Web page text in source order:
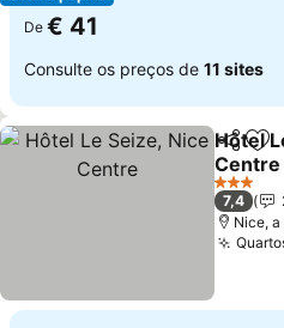
De € 41
Consulte os preços de 11 sites
Partilhar
Hôtel
Centre
3 Estrelas
7,4
Nice,